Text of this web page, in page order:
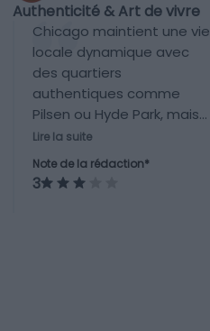
Authenticité & Art de vivre
Chicago maintient une vie
locale dynamique avec
des quartiers
authentiques comme
Pilsen ou Hyde Park, mais
c’est aussi une grande
métropole touristique.
L’équilibre entre vie locale
Lire la suite
Note de la rédaction*
3